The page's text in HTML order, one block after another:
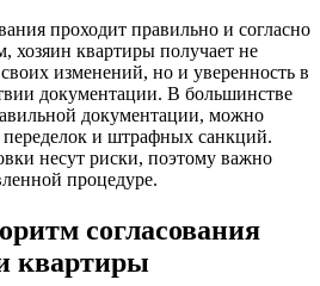
проходит правильно и согласно
хозяин квартиры получает не
изменений, но и уверенность в
документации. В большинстве
документации, можно
переделок и штрафных санкций.
несут риски, поэтому важно
процедуре.
согласования
квартиры